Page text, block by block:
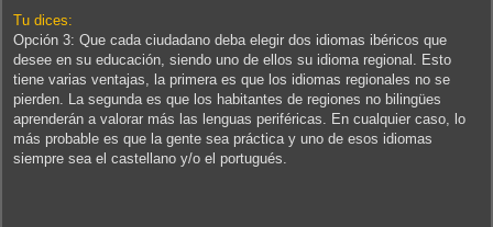
n
a
j
Tu dices:
Opción 3: Que cada ciudadano deba elegir dos idiomas ibéricos que
desee en su educación, siendo uno de ellos su idioma regional. Esto
tiene varias ventajas, la primera es que los idiomas regionales no se
pierden. La segunda es que los habitantes de regiones no bilingües
aprenderán a valorar más las lenguas periféricas. En cualquier caso, lo
más probable es que la gente sea práctica y uno de esos idiomas
siempre sea el castellano y/o el portugués.